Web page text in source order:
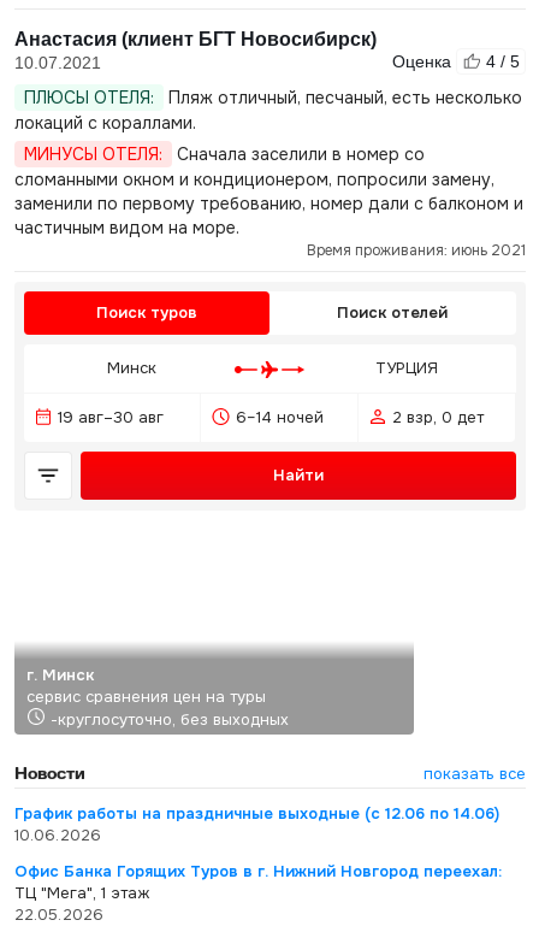
Анастасия (клиент БГТ Новосибирск)
10.07.2021 Оценка 4 / 5
ПЛЮСЫ ОТЕЛЯ:
Пляж отличный, песчаный, есть несколько
локаций с кораллами.
МИНУСЫ ОТЕЛЯ:
Сначала заселили в номер со
сломанными окном и кондиционером, попросили замену,
заменили по первому требованию, номер дали с балконом и
частичным видом на море.
Время проживания: июнь 2021
Поиск туров Поиск отелей
Минск ТУРЦИЯ
19 авг–30 авг 6–14 ночей 2 взр, 0 дет
Найти
г. Минск
сервис сравнения цен на туры
-круглосуточно, без выходных
Новости
показать все
График работы на праздничные выходные (с 12.06 по 14.06)
10.06.2026
Офис Банка Горящих Туров в г. Нижний Новгород переехал:
ТЦ "Мега", 1 этаж
22.05.2026